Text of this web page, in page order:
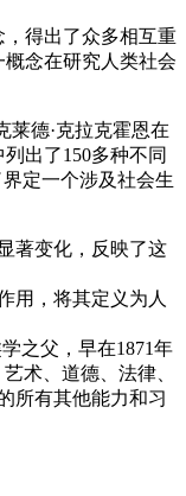
，得出了众多相互重
念在研究人类社会
莱德·克拉克霍恩在
列出了150多种不同
定一个涉及社会生
著变化，反映了这
用，将其定义为人
之父，早在1871年
术、道德、法律、
所有其他能力和习